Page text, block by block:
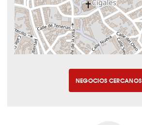
NEGOCIOS CERCANOS